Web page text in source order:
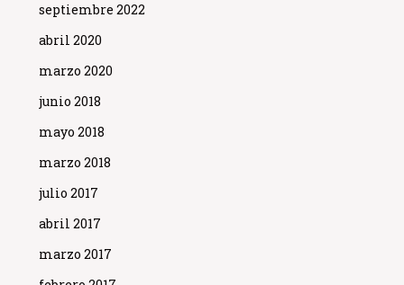
septiembre 2022
abril 2020
marzo 2020
junio 2018
mayo 2018
marzo 2018
julio 2017
abril 2017
marzo 2017